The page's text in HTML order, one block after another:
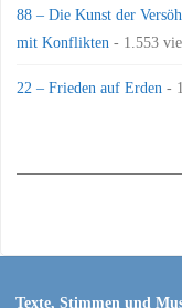
88 – Die Kunst der
mit Konflikten - 1.553
22 – Frieden auf Erden -
Texte, Stimmen und